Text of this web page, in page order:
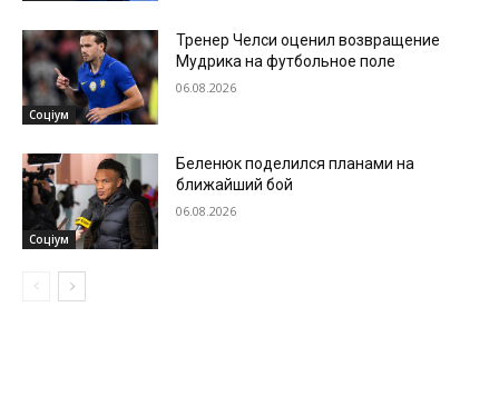
Соціум
Тренер Челси оценил возвращение
Мудрика на футбольное поле
06.08.2026
Соціум
Беленюк поделился планами на
ближайший бой
06.08.2026